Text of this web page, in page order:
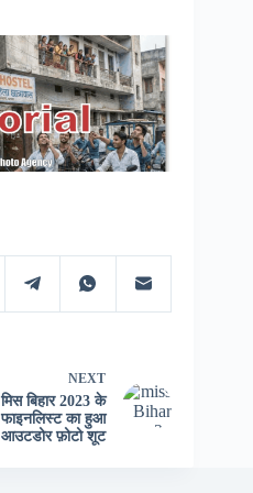
NEXT
मिस बिहार 2023 के
फाइनलिस्ट का हुआ
आउटडोर फ़ोटो शूट